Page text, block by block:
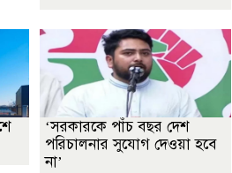
‘সরকারকে পাঁচ বছর দেশ
পরিচালনার সুযোগ দেওয়া হবে
না’